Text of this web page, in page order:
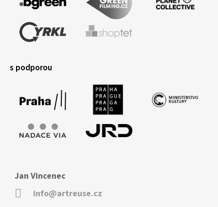
s podporou
Jan Vincenec
info@artreuse.cz